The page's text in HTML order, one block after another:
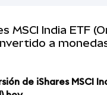
MSCI India ETF
a
de iShares MSCI